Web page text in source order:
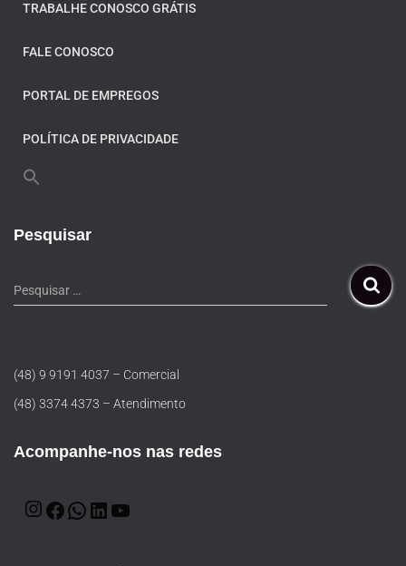
TRABALHE CONOSCO GRÁTIS
FALE CONOSCO
PORTAL DE EMPREGOS
POLÍTICA DE PRIVACIDADE
Pesquisar
Pesquisar …
(48) 9 9191 4037 – Comercial
(48) 3374 4373 – Atendimento
Acompanhe-nos nas redes